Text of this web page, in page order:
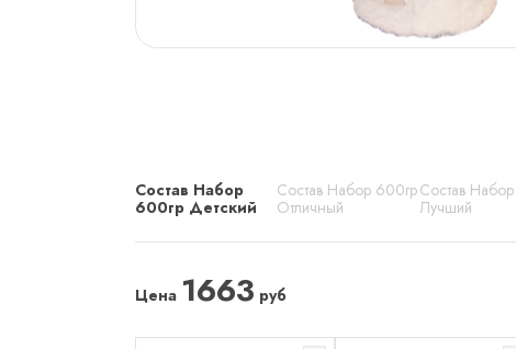
Состав Набор
600гр Детский
Состав Набор 600гр
Отличный
Состав
Лучший
Цена 1663 руб